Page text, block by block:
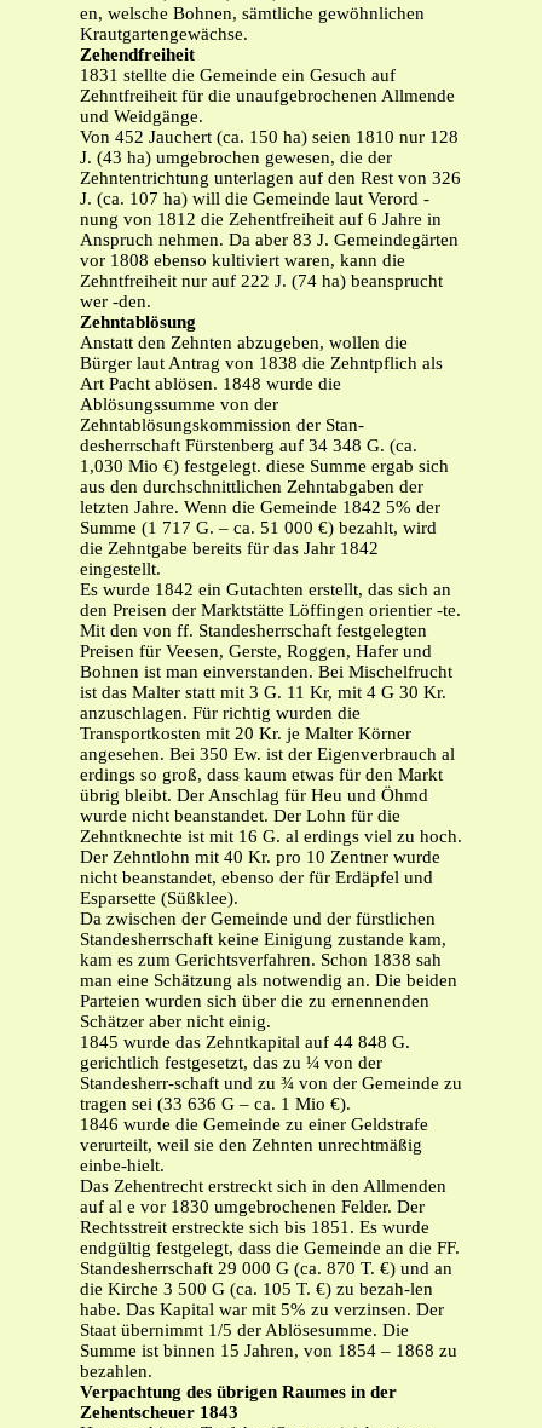
en, welsche Bohnen, sämtliche gewöhnlichen
Krautgartengewächse.
Zehendfreiheit
1831 stellte die Gemeinde ein Gesuch auf
Zehntfreiheit für die unaufgebrochenen Allmende
und Weidgänge.
Von 452 Jauchert (ca. 150 ha) seien 1810 nur 128
J. (43 ha) umgebrochen gewesen, die der
Zehntentrichtung unterlagen auf den Rest von 326
J. (ca. 107 ha) will die Gemeinde laut Verord -
nung von 1812 die Zehentfreiheit auf 6 Jahre in
Anspruch nehmen. Da aber 83 J. Gemeindegärten
vor 1808 ebenso kultiviert waren, kann die
Zehntfreiheit nur auf 222 J. (74 ha) beansprucht
wer -den.
Zehntablösung
Anstatt den Zehnten abzugeben, wollen die
Bürger laut Antrag von 1838 die Zehntpflich als
Art Pacht ablösen. 1848 wurde die
Ablösungssumme von der
Zehntablösungskommission der Stan-
desherrschaft Fürstenberg auf 34 348 G. (ca.
1,030 Mio €) festgelegt. diese Summe ergab sich
aus den durchschnittlichen Zehntabgaben der
letzten Jahre. Wenn die Gemeinde 1842 5% der
Summe (1 717 G. – ca. 51 000 €) bezahlt, wird
die Zehntgabe bereits für das Jahr 1842
eingestellt.
Es wurde 1842 ein Gutachten erstellt, das sich an
den Preisen der Marktstätte Löffingen orientier -te.
Mit den von ff. Standesherrschaft festgelegten
Preisen für Veesen, Gerste, Roggen, Hafer und
Bohnen ist man einverstanden. Bei Mischelfrucht
ist das Malter statt mit 3 G. 11 Kr, mit 4 G 30 Kr.
anzuschlagen. Für richtig wurden die
Transportkosten mit 20 Kr. je Malter Körner
angesehen. Bei 350 Ew. ist der Eigenverbrauch al
erdings so groß, dass kaum etwas für den Markt
übrig bleibt. Der Anschlag für Heu und Öhmd
wurde nicht beanstandet. Der Lohn für die
Zehntknechte ist mit 16 G. al erdings viel zu hoch.
Der Zehntlohn mit 40 Kr. pro 10 Zentner wurde
nicht beanstandet, ebenso der für Erdäpfel und
Esparsette (Süßklee).
Da zwischen der Gemeinde und der fürstlichen
Standesherrschaft keine Einigung zustande kam,
kam es zum Gerichtsverfahren. Schon 1838 sah
man eine Schätzung als notwendig an. Die beiden
Parteien wurden sich über die zu ernennenden
Schätzer aber nicht einig.
1845 wurde das Zehntkapital auf 44 848 G.
gerichtlich festgesetzt, das zu ¼ von der
Standesherr-schaft und zu ¾ von der Gemeinde zu
tragen sei (33 636 G – ca. 1 Mio €).
1846 wurde die Gemeinde zu einer Geldstrafe
verurteilt, weil sie den Zehnten unrechtmäßig
einbe-hielt.
Das Zehentrecht erstreckt sich in den Allmenden
auf al e vor 1830 umgebrochenen Felder. Der
Rechtsstreit erstreckte sich bis 1851. Es wurde
endgültig festgelegt, dass die Gemeinde an die FF.
Standesherrschaft 29 000 G (ca. 870 T. €) und an
die Kirche 3 500 G (ca. 105 T. €) zu bezah-len
habe. Das Kapital war mit 5% zu verzinsen. Der
Staat übernimmt 1/5 der Ablösesumme. Die
Summe ist binnen 15 Jahren, von 1854 – 1868 zu
bezahlen.
Verpachtung des übrigen Raumes in der
Zehentscheuer 1843